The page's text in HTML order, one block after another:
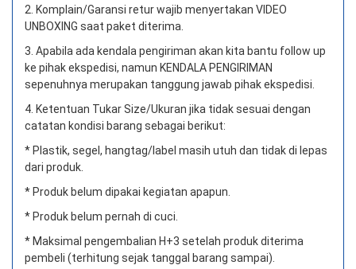
2. Komplain/Garansi retur wajib menyertakan VIDEO
UNBOXING saat paket diterima.
3. Apabila ada kendala pengiriman akan kita bantu follow up
ke pihak ekspedisi, namun KENDALA PENGIRIMAN
sepenuhnya merupakan tanggung jawab pihak ekspedisi.
4. Ketentuan Tukar Size/Ukuran jika tidak sesuai dengan
catatan kondisi barang sebagai berikut:
* Plastik, segel, hangtag/label masih utuh dan tidak di lepas
dari produk.
* Produk belum dipakai kegiatan apapun.
* Produk belum pernah di cuci.
* Maksimal pengembalian H+3 setelah produk diterima
pembeli (terhitung sejak tanggal barang sampai).